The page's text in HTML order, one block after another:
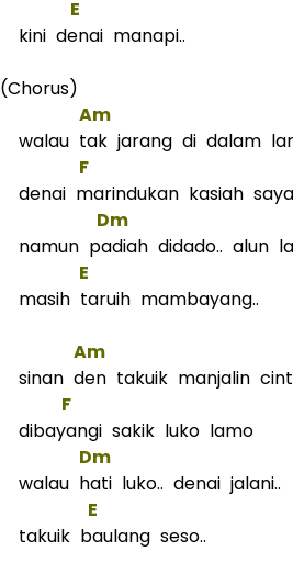
E
kini denai manapi..
(Chorus)
Am
walau tak jarang di dalam
F
denai marindukan kasiah
Dm
namun padiah didado.. alun
E
masih taruih mambayang..
Am
sinan den takuik manjalin
F
dibayangi sakik luko lamo
Dm
walau hati luko.. denai jalani..
E
takuik baulang seso..